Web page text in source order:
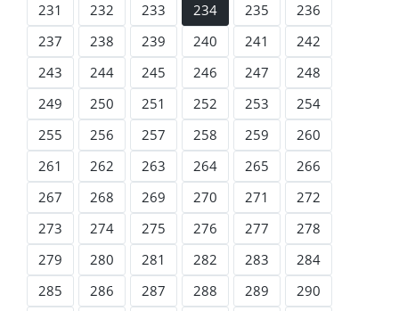
231
232 233 234 235
236
237
238 239 240 241
242
243
244 245 246 247
248
249
250 251 252 253
254
255
256 257 258 259
260
261
262 263 264 265
266
267
268 269 270 271
272
273
274 275 276 277
278
279
280 281 282 283
284
285
286 287 288 289
290